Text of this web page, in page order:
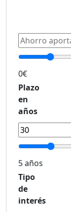
0€
Plazo
en
años
5 años
Tipo
de
interés